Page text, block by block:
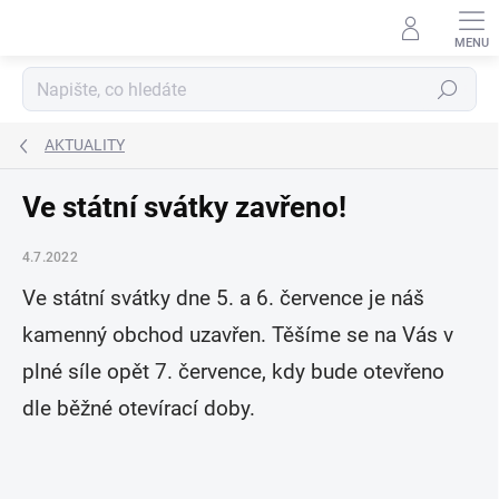
Hledat
AKTUALITY
Ve státní svátky zavřeno!
4.7.2022
Ve státní svátky dne 5. a 6. července je náš
kamenný obchod uzavřen. Těšíme se na Vás v
plné síle opět 7. července, kdy bude otevřeno
dle běžné otevírací doby.